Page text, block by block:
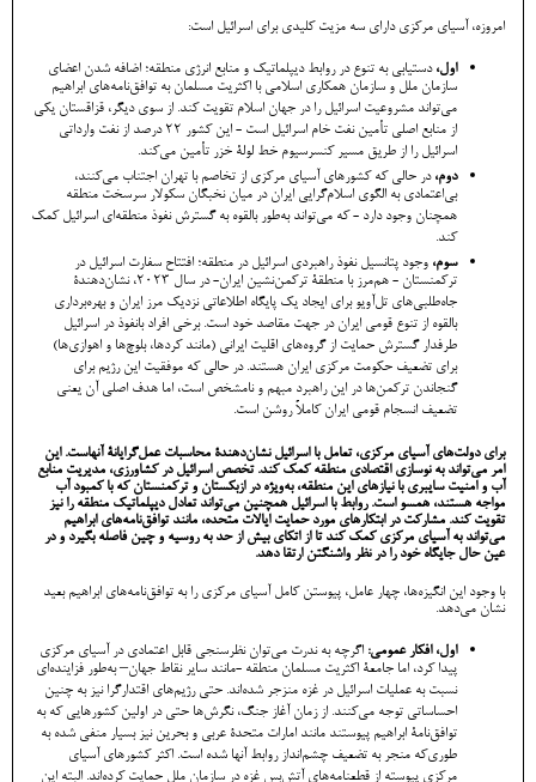
امروزه، آسیای مرکزی دارای سه مزیت کلیدی برای اسرائیل است:
اول، دستیابی به تنوع در روابط دیپلماتیک و منابع انرژی منطقه؛ اضافه شدن اعضای
سازمان ملل و سازمان همکاری اسلامی با اکثریت مسلمان به توافق‌نامه‌های ابراهیم
می‌تواند مشروعیت اسرائیل را در جهان اسلام تقویت کند. از سوی دیگر، قزاقستان یکی
از منابع اصلی تأمین نفت خام اسرائیل است - این کشور 22 درصد از نفت وارداتی
اسرائیل را از طریق مسیر کنسرسیوم خط لولۀ خزر تأمین می‌کند.
دوم، در حالی که کشورهای آسیای مرکزی از تخاصم با تهران اجتناب می‌کنند،
بی‌اعتمادی به الگوی اسلام‌گرایی ایران در میان نخبگان سکولار سرسخت منطقه
همچنان وجود دارد - که می‌تواند به‌طور بالقوه به گسترش نفوذ منطقه‌ای اسرائیل کمک
کند.
سوم، وجود پتانسیل نفوذ راهبردی اسرائیل در منطقه؛ افتتاح سفارت اسرائیل در
ترکمنستان - هم‌مرز با منطقۀ ترکمن‌نشین ایران- در سال ۲۰۲۳، نشان‌دهندۀ
جاه‌طلبی‌های تل‌آویو برای ایجاد یک پایگاه اطلاعاتی نزدیک مرز ایران و بهره‌برداری
بالقوه از تنوع قومی ایران در جهت مقاصد خود است. برخی افراد بانفوذ در اسرائیل
طرفدار گسترش حمایت از گروه‌های اقلیت ایرانی (مانند کردها، بلوچ‌ها و اهوازی‌ها)
برای تضعیف حکومت مرکزی ایران هستند. در حالی که موفقیت این رژیم برای
گنجاندن ترکمن‌ها در این راهبرد مبهم و نامشخص است، اما هدف اصلی آن یعنی
تضعیف انسجام قومی ایران کاملاً روشن است.
برای دولت‌های آسیای مرکزی، تعامل با اسرائیل نشان‌دهندۀ محاسبات عمل‌گرایانۀ آنهاست. این
امر می‌تواند به نوسازی اقتصادی منطقه کمک کند. تخصص اسرائیل در کشاورزی، مدیریت منابع
آب و امنیت سایبری با نیازهای این منطقه، به‌ویژه در ازبکستان و ترکمنستان که با کمبود آب
مواجه هستند، همسو است. روابط با اسرائیل همچنین می‌تواند تعادل دیپلماتیک منطقه را نیز
تقویت کند. مشارکت در ابتکارهای مورد حمایت ایالات متحده، مانند توافق‌نامه‌های ابراهیم
می‌تواند به آسیای مرکزی کمک کند تا از اتکای بیش از حد به روسیه و چین فاصله بگیرد و در
عین حال جایگاه خود را در نظر واشنگتن ارتقا دهد.
با وجود این انگیزه‌ها، چهار عامل، پیوستن کامل آسیای مرکزی را به توافق‌نامه‌های ابراهیم بعید
نشان می‌دهد.
اول، افکار عمومی: اگرچه به‌ ندرت می‌توان نظرسنجی قابل اعتمادی در آسیای مرکزی
پیدا کرد، اما جامعۀ اکثریت مسلمان منطقه -مانند سایر نقاط جهان– به‌طور فزاینده‌ای
نسبت به عملیات اسرائیل در غزه منزجر شده‌اند. حتی رژیم‌های اقتدارگرا نیز به چنین
احساساتی توجه می‌کنند. از زمان آغاز جنگ، نگرش‌ها حتی در اولین کشورهایی که به
توافق‌نامۀ ابراهیم پیوستند مانند امارات متحدۀ عربی و بحرین نیز بسیار منفی شده به
طوری‌که منجر به تضعیف چشم‌انداز روابط آنها شده است. اکثر کشورهای آسیای